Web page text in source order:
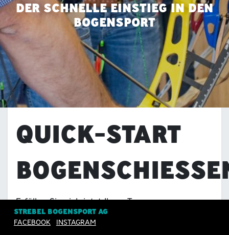
DER SCHNELLE EINSTIEG IN DEN
BOGENSPORT
QUICK-START
Erfüllen Sie sich jetzt Ihren Traum vom
Bogenschiessen.
STREBEL BOGENSPORT AG
FACEBOOK
INSTAGRAM